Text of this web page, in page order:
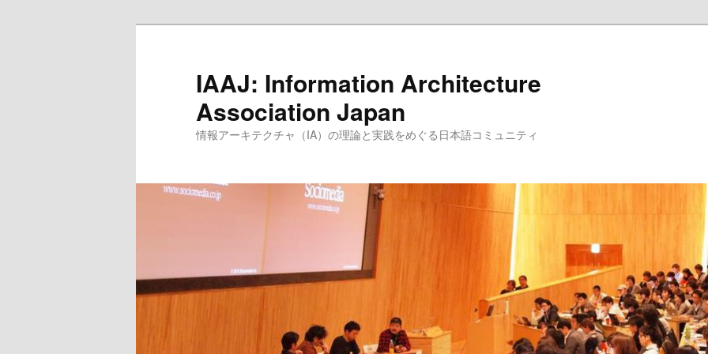
IAAJ: Information Architecture
Association Japan
情報アーキテクチャ（IA）の理論と実践をめぐる日本語コミュニティ